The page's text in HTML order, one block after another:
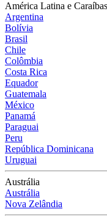
América Latina e Caraíbas
Argentina
Bolívia
Brasil
Chile
Colômbia
Costa Rica
Equador
Guatemala
México
Panamá
Paraguai
Peru
República Dominicana
Uruguai
Austrália
Austrália
Nova Zelândia